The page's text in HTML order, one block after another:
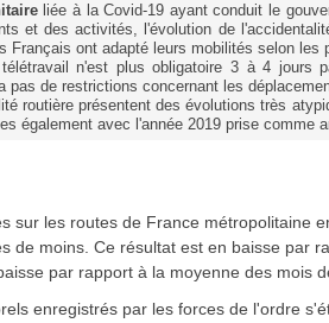
liée à la Covid-19 ayant conduit le
et des activités, l'évolution de
Français ont adapté leurs mobilités selon les
n'est plus obligatoire 3 à 4 jours
pas de restrictions concernant les
routière présentent des évolutions très
également avec l'année 2019 prise comme
sur les routes de France métropolitaine
de moins. Ce résultat est en baisse par
par rapport à la moyenne des mois
enregistrés par les forces de l'ordre